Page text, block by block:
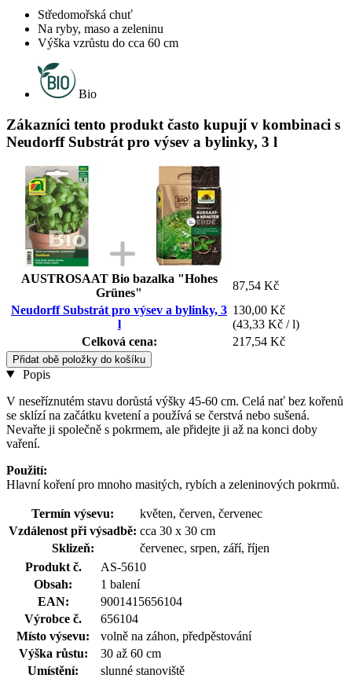
Středomořská chuť
Na ryby, maso a zeleninu
Výška vzrůstu do cca 60 cm
Bio
Zákazníci tento produkt často kupují v kombinaci s
Neudorff Substrát pro výsev a bylinky, 3 l
AUSTROSAAT Bio bazalka "Hohes
Grünes"
87,54 Kč
Neudorff Substrát pro výsev a bylinky, 3
l
130,00 Kč
(43,33 Kč / l)
Celková cena:
217,54 Kč
Přidat obě položky do košíku
Popis
V neseříznutém stavu dorůstá výšky 45-60 cm. Celá nať bez kořenů
se sklízí na začátku kvetení a používá se čerstvá nebo sušená.
Nevařte ji společně s pokrmem, ale přidejte ji až na konci doby
vaření.
Použití:
Hlavní koření pro mnoho masitých, rybích a zeleninových pokrmů.
Termín výsevu:
květen, červen, červenec
Vzdálenost při výsadbě: cca 30 x 30 cm
Sklizeň:
červenec, srpen, září, říjen
Produkt č.
AS-5610
Obsah:
1 balení
EAN:
9001415656104
Výrobce č.
656104
Místo výsevu:
volně na záhon, předpěstování
Výška růstu:
30 až 60 cm
Umístění:
slunné stanoviště